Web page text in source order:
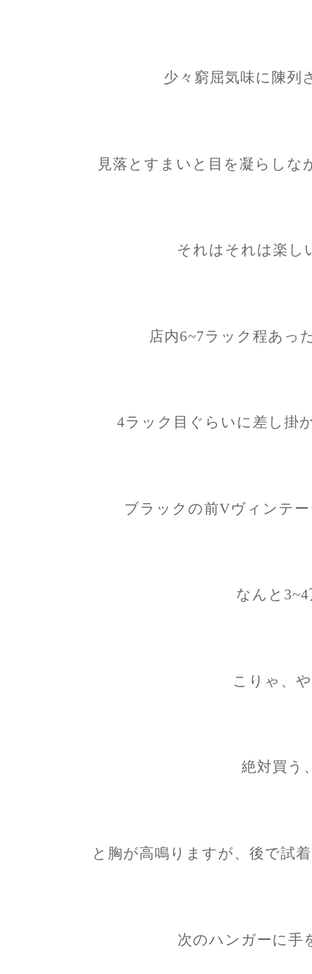
少々窮屈気味に陳列
見落とすまいと目を凝らし
それはそれは楽し
店内6~7ラック程あっ
4ラック目ぐらいに差し掛
ブラックの前Vヴィンテ
なんと
こりゃ、
絶対買う
と胸が高鳴りますが、後で試
次のハンガーに手